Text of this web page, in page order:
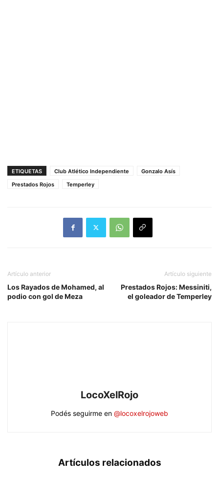
ETIQUETAS Club Atlético Independiente
Gonzalo Asís
Prestados Rojos
Temperley
Artículo anterior
Los Rayados de Mohamed, al
podio con gol de Meza
Artículo siguiente
Prestados Rojos: Messiniti,
el goleador de Temperley
LocoXelRojo
Podés seguirme en @locoxelrojoweb
Artículos relacionados